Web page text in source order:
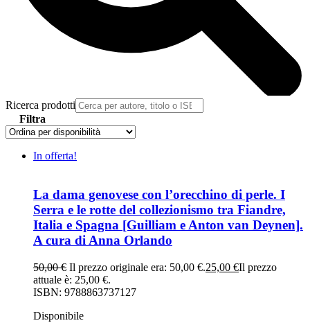
Ricerca prodotti
Filtra
In offerta!
La dama genovese con l’orecchino di perle. I
Serra e le rotte del collezionismo tra Fiandre,
Italia e Spagna [Guilliam e Anton van Deynen].
A cura di Anna Orlando
50,00€ Il prezzo originale era: 50,00 €.25,00 €Il prezzo
attuale è: 25,00 €.
ISBN: 9788863737127
Disponibile